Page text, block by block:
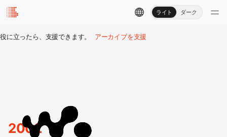
ライト ダーク
役に立ったら、支援できます。 アーカイブを支援
2002